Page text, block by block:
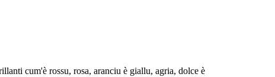
cum'è rossu, rosa, aranciu è giallu, agria, dolce è